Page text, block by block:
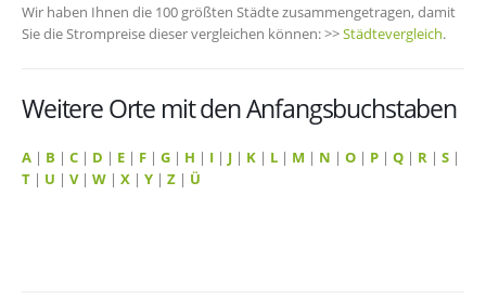
Wir haben Ihnen die 100 größten Städte zusammengetragen, damit
Sie die Strompreise dieser vergleichen können: >>Städtevergleich.
Weitere Orte mit den Anfangsbuchstaben
A | B | C | D | E | F | G | H | I | J | K | L | M | N | O | P | Q | R | S |
T | U | V| W | X | Y | Z | Ü